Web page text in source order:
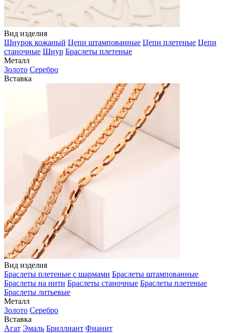
Вид изделия
Шнурок кожаный Цепи штампованные Цепи плетеные Цепи
станочные Шнур Браслеты плетеные
Металл
Золото Серебро
Вставка
Вид изделия
Браслеты плетеные с шармами Браслеты штампованные
Браслеты на нити Браслеты станочные Браслеты плетеные
Браслеты литьевые
Металл
Золото Серебро
Вставка
Агат Эмаль Бриллиант Фианит